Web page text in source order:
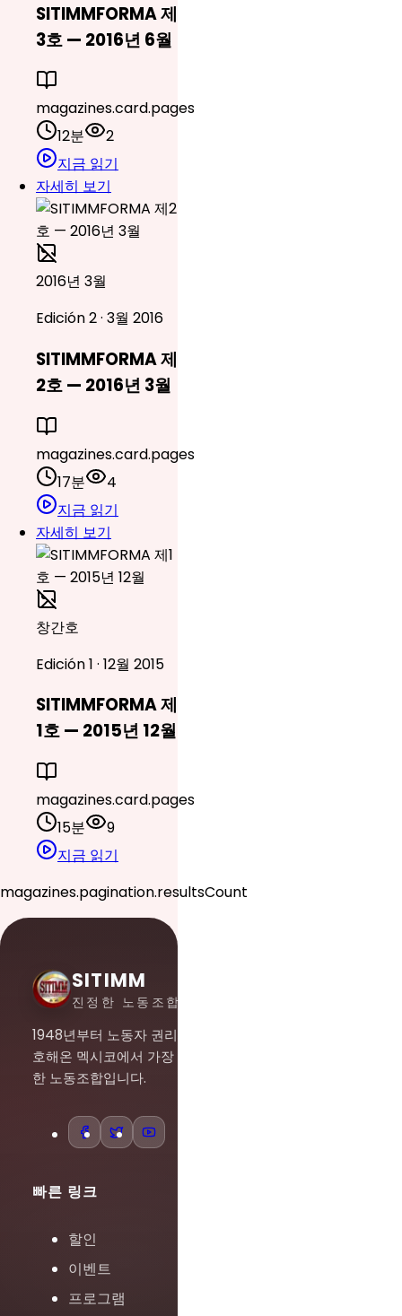
SITIMMFORMA 제
3호 — 2016년 6월
magazines.card.pages
12분
2
지금 읽기
자세히 보기
2016년 3월
Edición 2 · 3월 2016
SITIMMFORMA 제
2호 — 2016년 3월
magazines.card.pages
17분
4
지금 읽기
자세히 보기
창간호
Edición 1 · 12월 2015
SITIMMFORMA 제
1호 — 2015년 12월
magazines.card.pages
15분
9
지금 읽기
magazines.pagination.resultsCount
SITIMM
진정한 노동조합주의
1948년부터 노동자 권리를 옹
호해온 멕시코에서 가장 중요
한 노동조합입니다.
빠른 링크
할인
이벤트
프로그램